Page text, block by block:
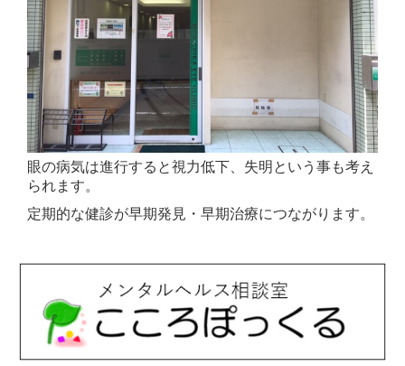
眼の病気は進行すると視力低下、失明という事も考え
られます。
定期的な健診が早期発見・早期治療につながります。